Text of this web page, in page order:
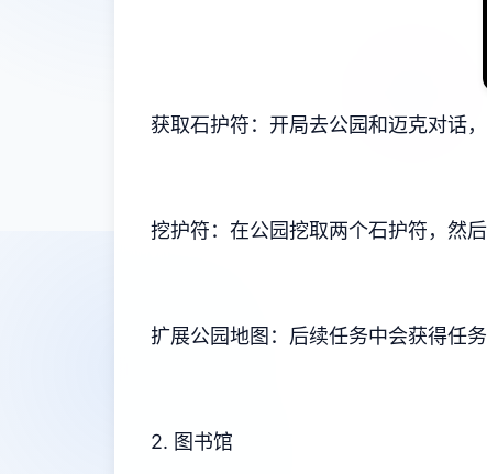
获取石护符：开局去公园和迈克对话
挖护符：在公园挖取两个石护符，然
扩展公园地图：后续任务中会获得任
2. 图书馆